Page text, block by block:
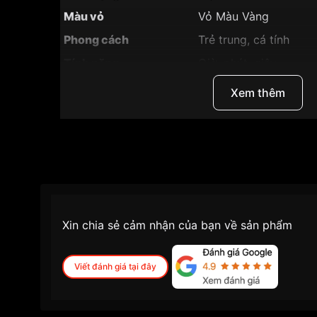
Màu vỏ
Vỏ Màu Vàng
Phong cách
Trẻ trung, cá tính
Mặt trắng
Xem thêm
Xin chia sẻ cảm nhận của bạn về sản phẩm
Viết đánh giá tại đây